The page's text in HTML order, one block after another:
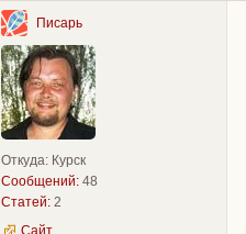
Писарь
Откуда: Курск
Сообщений: 48
Статей: 2
Сайт